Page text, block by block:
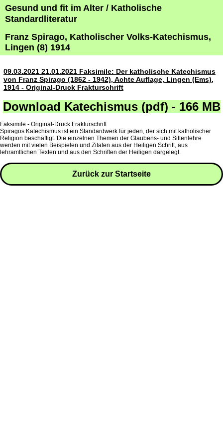
Gesund und fit im Alter / Katholische
Standardliteratur
Franz Spirago, Katholischer Volks-Katechismus,
Lingen (8) 1914
09.03.2021 21.01.2021 Faksimile: Der katholische Katechismus
von Franz Spirago (1862 - 1942), Achte Auflage, Lingen (Ems),
1914 - Original-Druck Frakturschrift
Download Katechismus (pdf) - 166 MB
Faksimile - Original-Druck Frakturschrift
Spiragos Katechismus ist ein Standardwerk für jeden, der sich mit katholischer
Religion beschäftigt. Die einzelnen Themen der Glaubens- und Sittenlehre
werden mit vielen Beispielen und Zitaten aus der Heiligen Schrift, aus
lehramtlichen Texten und aus den Schriften der Heiligen dargelegt.
Zurück zur Startseite